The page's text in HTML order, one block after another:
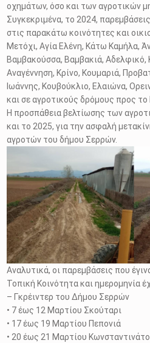
οχημάτων, όσο και των αγροτικών
Συγκεκριμένα, το 2024,
στις παρακάτω κοινότητες και
Μετόχι, Αγία Ελένη, Κάτω Καμήλα,
Βαμβακούσσα, Βαμβακιά,
Αναγέννηση, Κρίνο, Κουμαριά,
Ιωάννης, Κουβούκλιο, Ελαιώνα,
και σε αγροτικούς δρόμους προς το
Η προσπάθεια βελτίωσης των
και το 2025, για την ασφαλή
αγροτών του δήμου Σερρών.
Αναλυτικά, οι παρεμβάσεις που
Τοπική Κοινότητα και ημερομηνία
– Γκρέιντερ του Δήμου Σερρών
• 7 έως 12 Μαρτίου Σκούταρι
• 17 έως 19 Μαρτίου Πεπονιά
• 20 έως 21 Μαρτίου